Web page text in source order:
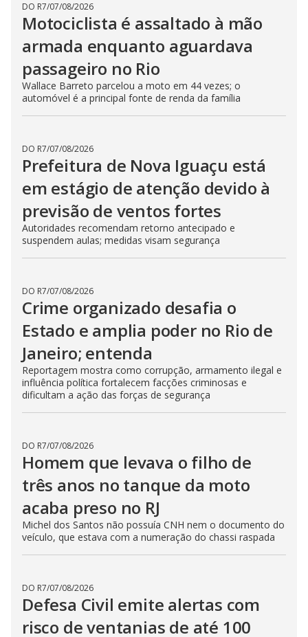
DO R7/07/08/2026
Motociclista é assaltado à mão
armada enquanto aguardava
passageiro no Rio
Wallace Barreto parcelou a moto em 44 vezes; o
automóvel é a principal fonte de renda da família
DO R7/07/08/2026
Prefeitura de Nova Iguaçu está
em estágio de atenção devido à
previsão de ventos fortes
Autoridades recomendam retorno antecipado e
suspendem aulas; medidas visam segurança
DO R7/07/08/2026
Crime organizado desafia o
Estado e amplia poder no Rio de
Janeiro; entenda
Reportagem mostra como corrupção, armamento ilegal e
influência política fortalecem facções criminosas e
dificultam a ação das forças de segurança
DO R7/07/08/2026
Homem que levava o filho de
três anos no tanque da moto
acaba preso no RJ
Michel dos Santos não possuía CNH nem o documento do
veículo, que estava com a numeração do chassi raspada
DO R7/07/08/2026
Defesa Civil emite alertas com
risco de ventanias de até 100